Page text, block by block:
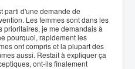
parti d'une demande de
Les femmes sont dans les
prioritaires, je me demandais à
pourquoi, rapidement les
ont compris et la plupart des
aussi. Restait à expliquer ça
ont-ils finalement